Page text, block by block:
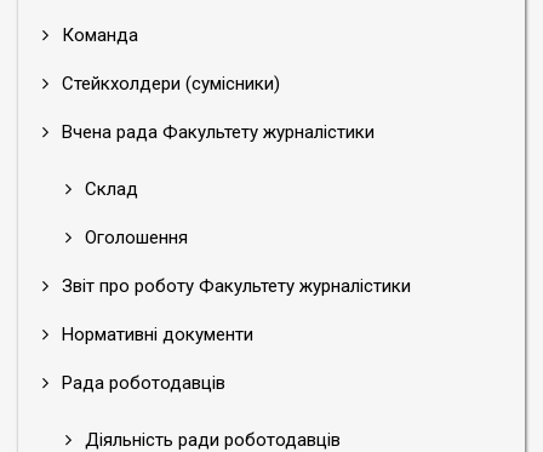
Команда
Стейкхолдери (сумісники)
Вчена рада Факультету журналістики
Склад
Оголошення
Звіт про роботу Факультету журналістики
Нормативні документи
Рада роботодавців
Діяльність ради роботодавців